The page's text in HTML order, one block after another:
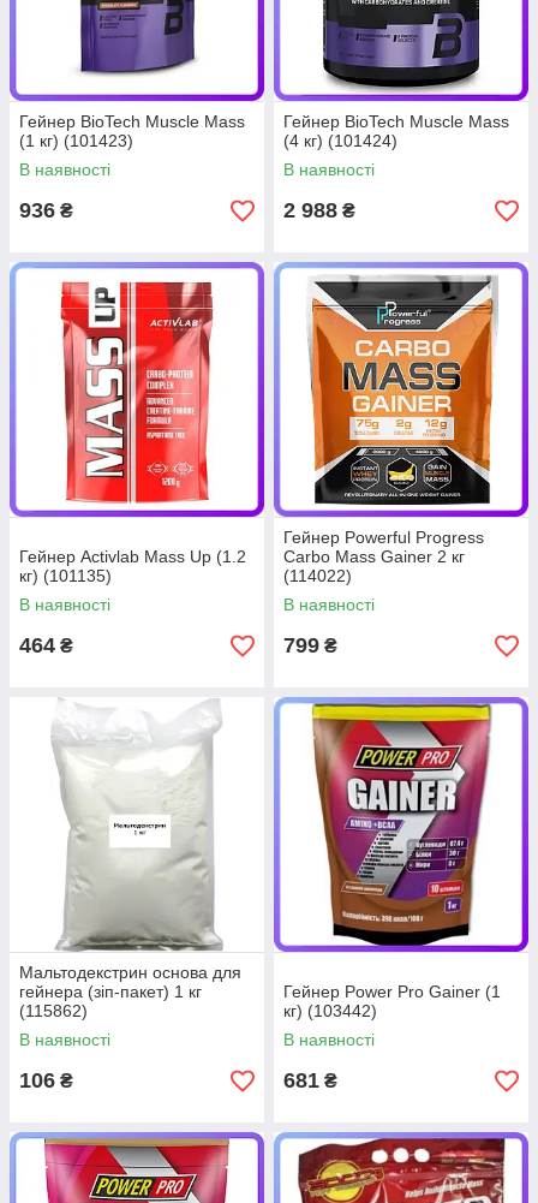
Гейнер BioTech Muscle Mass
(1 кг) (101423)
В наявності
936 ₴
Гейнер BioTech Muscle Mass
(4 кг) (101424)
В наявності
2 988 ₴
Гейнер Activlab Mass Up (1.2
кг) (101135)
В наявності
464 ₴
Гейнер Powerful Progress
Carbo Mass Gainer 2 кг
(114022)
В наявності
799 ₴
Мальтодекстрин основа для
гейнера (зіп-пакет) 1 кг
(115862)
В наявності
106 ₴
Гейнер Power Pro Gainer (1
кг) (103442)
В наявності
681 ₴